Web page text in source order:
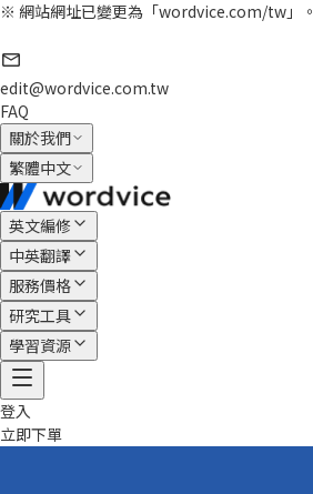
※ 網站網址已變更為「wordvice.com/tw」。
edit@wordvice.com.tw
FAQ
關於我們
繁體中文
英文編修
中英翻譯
服務價格
研究工具
學習資源
登入
立即下單